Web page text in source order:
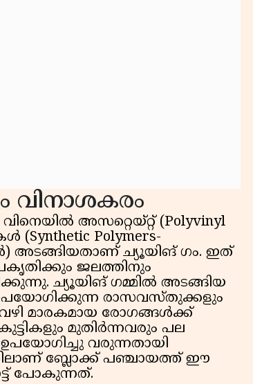
വിനാശകരം
അസറ്റെയ്റ്റ് (Polyvinyl
(Synthetic Polymers-
അടങ്ങിയതാണ് ച്യൂയിങ് ഗം. ഇത്
ജലത്തിനും
ച്യൂയിങ് ഗമ്മിൽ അടങ്ങിയ
ഉപയോഗിക്കുന്ന രാസവസ്തുക്കളും
മാരകമായ രോഗങ്ങൾക്ക്
മുതിർന്നവരും പല
വരുന്നതായി
ബ്ലോക്ക് പഞ്ചായത്ത് ഈ
പോകുന്നത്.